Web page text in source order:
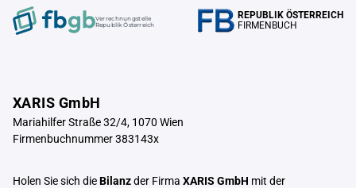
Verrechnungstelle
Republik Österreich
REPUBLIK ÖSTERREICH
FIRMENBUCH
XARIS GmbH
Mariahilfer Straße 32/4, 1070 Wien
Firmenbuchnummer 383143x
Holen Sie sich dieBilanzder Firma XARIS GmbH mit der